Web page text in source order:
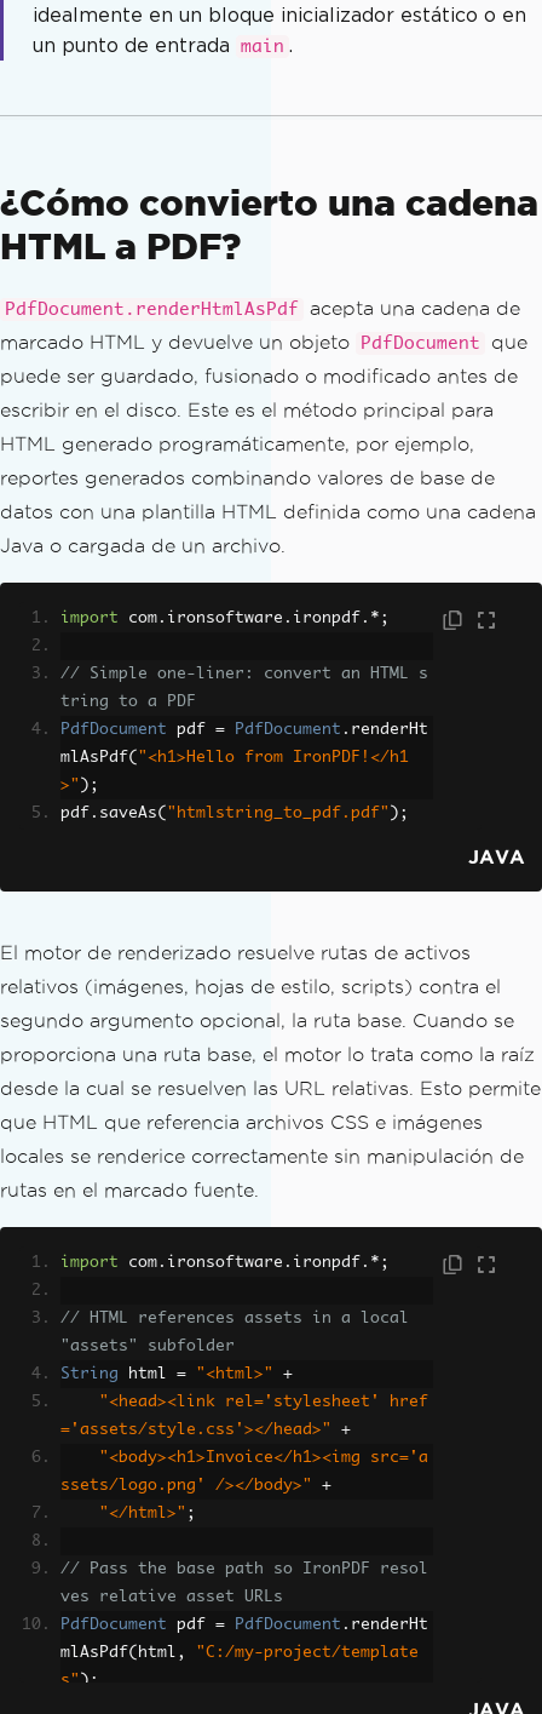
idealmente en un bloque inicializador estático o en
un punto de entrada
main .
¿Cómo convierto una cadena
HTML a PDF?
PdfDocument.renderHtmlAsPdf
acepta una cadena de
marcado HTML y devuelve un objeto
PdfDocument
que
puede ser guardado, fusionado o modificado antes de
escribir en el disco. Este es el método principal para
HTML generado programáticamente, por ejemplo,
reportes generados combinando valores de base de
datos con una plantilla HTML definida como una cadena
Java o cargada de un archivo.
import com . ironsoftware . ironpdf .*;
// Simple one-liner: convert an HTML s
tring to a PDF
PdfDocument pdf = PdfDocument . renderHt
mlAsPdf( "<h1>Hello from IronPDF!</h1
>" );
pdf . saveAs( "htmlstring_to_pdf.pdf" );
JAVA
El motor de renderizado resuelve rutas de activos
relativos (imágenes, hojas de estilo, scripts) contra el
segundo argumento opcional, la ruta base. Cuando se
proporciona una ruta base, el motor lo trata como la raíz
desde la cual se resuelven las URL relativas. Esto permite
que HTML que referencia archivos CSS e imágenes
locales se renderice correctamente sin manipulación de
rutas en el marcado fuente.
import com . ironsoftware . ironpdf .*;
// HTML references assets in a local
"assets" subfolder
String html = "<html>"
+
"<head><link rel='stylesheet' href
='assets/style.css'></head>"
+
"<body><h1>Invoice</h1><img src='a
ssets/logo.png' /></body>"
+
"</html>" ;
// Pass the base path so IronPDF resol
ves relative asset URLs
PdfDocument pdf = PdfDocument . renderHt
mlAsPdf( html ,
"C:/my-project/template
s" );